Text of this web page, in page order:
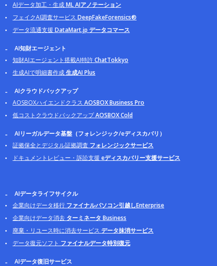
AIデータ加工・生成ML AIアノテーション
フェイクAI調査サービス DeepFakeForensics®
データ流通支援 DataMart.jp データコマース
AI知財エージェント
知財AIエージェント搭載AI特許ChatTokkyo
生成AIで明細書作成生成AI Plus
AIクラウドバックアップ
AOSBOXハイエンドクラス AOSBOX Business Pro
低コストクラウドバックアップAOSBOX Cold
AIリーガルデータ基盤（フォレンジック/eディスカバリ）
証拠保全とデジタル証拠調査 フォレンジックサービス
ドキュメントレビュー・訴訟支援 eディスカバリー支援サービス
AIデータライフサイクル
企業向けデータ移行 ファイナルパソコン引越しEnterprise
企業向けデータ消去 ターミネータ Business
廃棄・リユース時に消去サービス データ抹消サービス
データ復元ソフト ファイナルデータ特別復元
AIデータ復旧サービス